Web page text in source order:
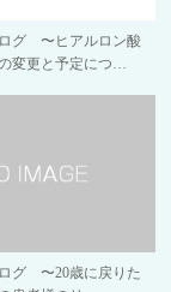
グ 〜ヒアルロン酸
変更と予定につ…
グ 〜20歳に戻りた